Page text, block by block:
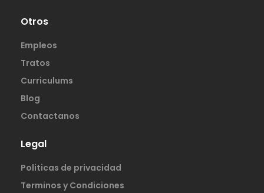
Otros
Empleos
Tratos
Curriculums
Blog
Contactanos
Legal
Politicas de privacidad
Terminos y Condiciones